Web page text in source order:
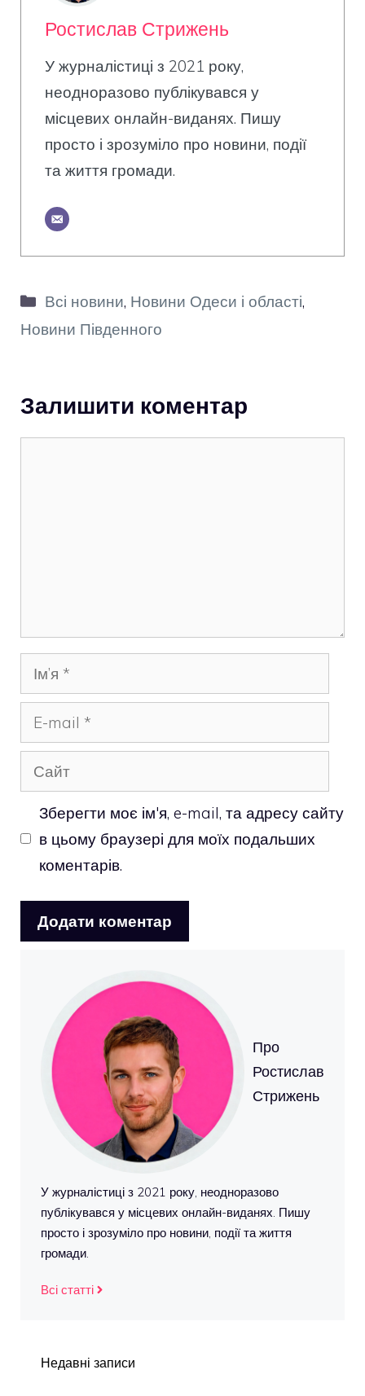
Ростислав Стрижень
У журналістиці з 2021 року,
неодноразово публікувався у
місцевих онлайн-виданях. Пишу
просто і зрозуміло про новини, події
та життя громади.
Категорії
Всі новини, Новини Одеси і області,
Новини Південного
Залишити коментар
Ім’я
mail
Сайт
Зберегти моє ім'я, e-mail, та адресу сайту
в цьому браузері для моїх подальших
коментарів.
Про
Ростислав
Стрижень
У журналістиці з 2021 року, неодноразово
публікувався у місцевих онлайн-виданях. Пишу
просто і зрозуміло про новини, події та життя
громади.
Всі статті
Недавні записи